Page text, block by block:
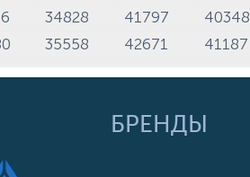
34828 41797 40348
35558 42671 41187
БРЕНДЫ